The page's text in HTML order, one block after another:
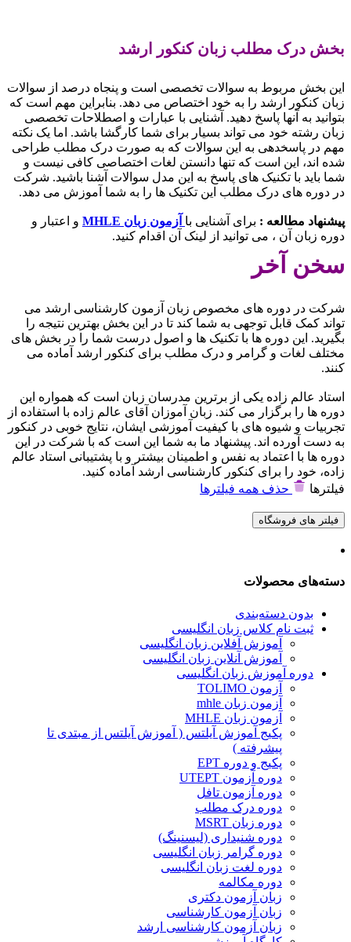
بخش درک مطلب زبان کنکور ارشد
این بخش مربوط به سوالات تخصصی است و پنجاه درصد از سوالات
زبان کنکور ارشد را به خود اختصاص می دهد. بنابراین مهم است که
بتوانید به آنها پاسخ دهید. آشنایی با عبارات و اصطلاحات تخصصی
زبان رشته خود می تواند بسیار برای شما کارگشا باشد. اما یک نکته
مهم در پاسخدهی به این سوالات که به صورت درک مطلب طراحی
شده اند، این است که تنها دانستن لغات اختصاصی کافی نیست و
شما باید با تکنیک های پاسخ به این مدل سوالات آشنا باشید. شرکت
در دوره های درک مطلب این تکنیک ها را به شما آموزش می دهد.
پیشنهاد مطالعه : برای آشنایی با آزمون زبان MHLE
و اعتبار و
دوره زبان آن ، می توانید از لینک آن اقدام کنید.
سخن آخر
شرکت در دوره های مخصوص زبان آزمون کارشناسی ارشد می
تواند کمک قابل توجهی به شما کند تا در این بخش بهترین نتیجه را
بگیرید. این دوره ها با تکنیک ها و اصول درست شما را در بخش های
مختلف لغات و گرامر و درک مطلب برای کنکور ارشد آماده می
کنند.
استاد عالم زاده یکی از برترین مدرسان زبان است که همواره این
دوره ها را برگزار می کند. زبان آموزان آقای عالم زاده با استفاده از
تجربیات و شیوه های با کیفیت آموزشی ایشان، نتایج خوبی در کنکور
به دست آورده اند. پیشنهاد ما به شما این است که با شرکت در این
دوره ها با اعتماد به نفس و اطمینان بیشتر و با پشتیبانی استاد عالم
زاده، خود را برای کنکور کارشناسی ارشد آماده کنید.
فیلترها
حذف همه فیلترها
فیلتر های فروشگاه
دسته‌های محصولات
بدون دسته‌بندی
ثبت نام کلاس زبان انگلیسی
آموزش آفلاین زبان انگلیسی
آموزش آنلاین زبان انگلیسی
دوره آموزش زبان انگلیسی
آزمون TOLIMO
آزمون زبان mhle
آزمون زبان MHLE
پکیج آموزش آیلتس ( آموزش آیلتس از مبتدی تا
پیشرفته )
پکیج و دوره EPT
دوره آزمون UTEPT
دوره آزمون تافل
دوره درک مطلب
دوره زبان MSRT
دوره شنیداری (لیسنینگ)
دوره گرامر زبان انگلیسی
دوره لغت زبان انگلیسی
دوره مکالمه
زبان آزمون دکتری
زبان آزمون کارشناسی
زبان آزمون کارشناسی ارشد